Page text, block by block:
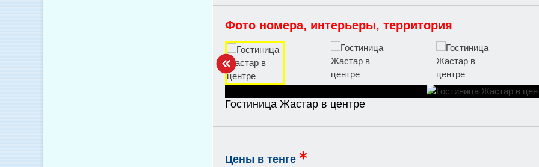
Фото номера, интерьеры, территория
Гостиница Жастар в центре
Цены в тенге